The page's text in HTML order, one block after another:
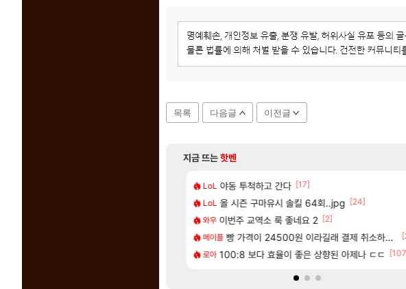
목록 다음글 이전글
지금 뜨는핫벤
LoL 야동 투척하고 간다 [17]
LoL 올 시즌 구마유시 솔킬 64회..jpg [24]
와우 이번주 교역소 룩 좋네요 2 [2]
메이플 빵 가격이 24500원 이라길래 결제 취소하고 나왔다
로아 100:8 보다 효율이 좋은 상향된 아제나 ㄷㄷ
리싱크드 리싱크드 1.06 패치노트 (8/5)
여행 동해바다 추암해수욕장
여행 국내에도 이쁜곳이 많은것 같습니다
애니클립 혹시 이 만화 아시는 분 계신가요 [3]
명조 체험 캐릭터만으로 허상 40레벨 하이와티아 5분 컷!｜에이메스·린네·모니에 명